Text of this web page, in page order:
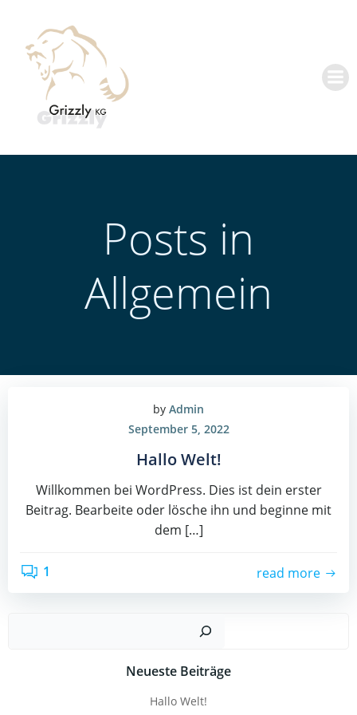
Posts in
Allgemein
by Admin
September 5, 2022
Hallo Welt!
Willkommen bei WordPress. Dies ist dein erster
Beitrag. Bearbeite oder lösche ihn und beginne mit
dem […]
1 read more
Neueste Beiträge
Hallo Welt!